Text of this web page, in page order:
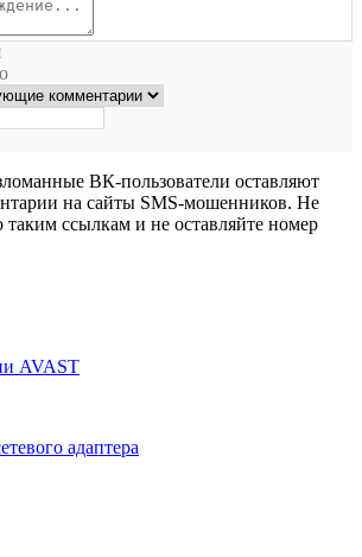
ВК-пользователи оставляют
на сайты SMS-мошенников. Не
таким ссылкам и не оставляйте номер
AVAST
адаптера